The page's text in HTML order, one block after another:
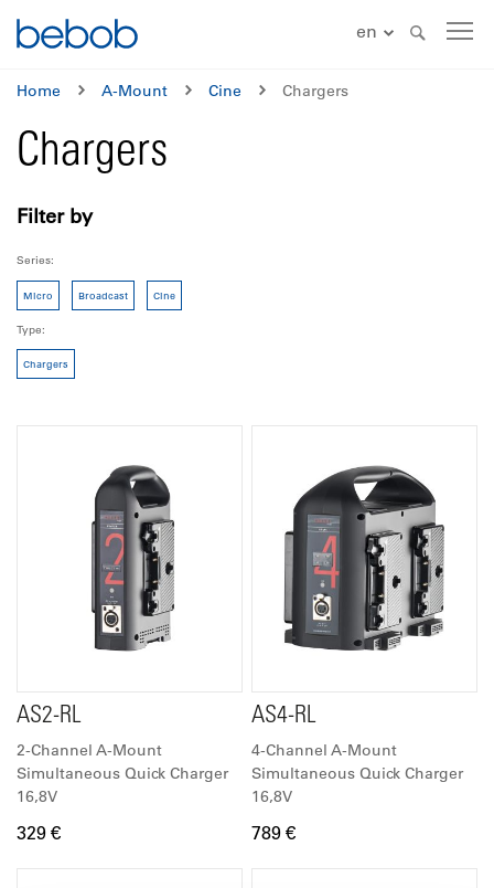
en
Home A-Mount Cine Chargers
Chargers
Filter by
Series
Micro Broadcast Cine
Type
Chargers
AS2-RL
2-Channel A-Mount
Simultaneous Quick Charger
16,8V
329 €
AS4-RL
4-Channel A-Mount
Simultaneous Quick Charger
16,8V
789 €